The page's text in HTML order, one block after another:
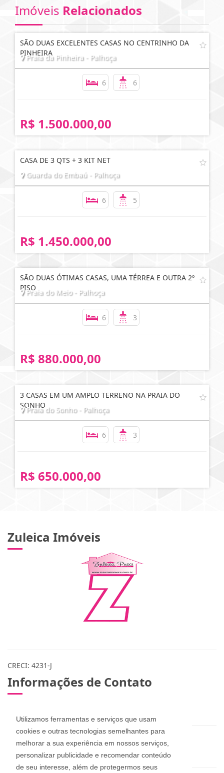
Utilizamos ferramentas e serviços que usam
cookies e outras tecnologias semelhantes para
melhorar a sua experiência em nossos serviços,
personalizar publicidade e recomendar conteúdo
de seu interesse, além de protegermos seus
Imóveis Relacionados
SÃO DUAS EXCELENTES CASAS NO CENTRINHO DA
PINHEIRA
Praia da Pinheira - Palhoça
6 6
R$ 1.500.000,00
CASA DE 3 QTS + 3 KIT NET
Guarda do Embaú - Palhoça
6 5
R$ 1.450.000,00
SÃO DUAS ÓTIMAS CASAS, UMA TÉRREA E OUTRA 2º
PISO
Praia do Meio - Palhoça
6 3
R$ 880.000,00
3 CASAS EM UM AMPLO TERRENO NA PRAIA DO
SONHO
Praia do Sonho - Palhoça
6 3
R$ 650.000,00
Zuleica Imóveis
CRECI: 4231-J
Informações de Contato
zuleicapinheira@hotmail.com
dan_pucci@hotmail.com